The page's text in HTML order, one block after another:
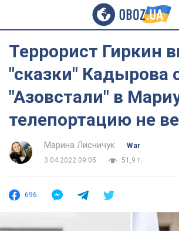
Террорист Гиркин
"сказки" Кадырова
"Азовстали" в
телепортацию не
Марина Лисничук
War
3.04.2022 09:05
51,9 т.
696